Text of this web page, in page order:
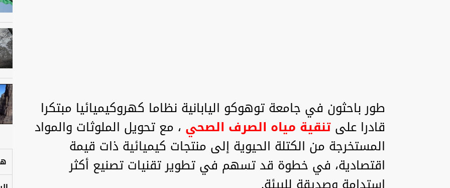
طور باحثون في جامعة توهوكو اليابانية نظاما كهروكيميائيا مبتكرا
قادرا علىتنقية مياه الصرف الصحي ، مع تحويل الملوثات والمواد
المستخرجة من الكتلة الحيوية إلى منتجات كيميائية ذات قيمة
اقتصادية، في خطوة قد تسهم في تطوير تقنيات تصنيع أكثر